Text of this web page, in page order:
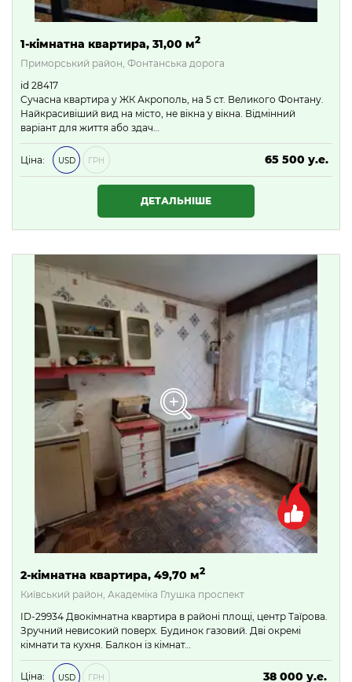
1-кімнатна квартира, 31,00 м2
Приморський район, Фонтанська дорога
id 28417
Сучасна квартира у ЖК Акрополь, на 5 ст. Великого Фонтану.
Найкрасивіший вид на місто, не вікна у вікна. Відмінний
варіант для життя або здач…
Ціна: USD ГРН
65 500 у.е.
2 816 500 ₴
ДЕТАЛЬНІШЕ
2-кімнатна квартира, 49,70 м2
Київський район, Академіка Глушка проспект
ID-29934 Двокімнатна квартира в районі площі, центр Таїрова.
Зручний невисокий поверх. Будинок газовий. Дві окремі
кімнати та кухня. Балкон із кімнат…
Ціна: USD ГРН 38 000 у.е.